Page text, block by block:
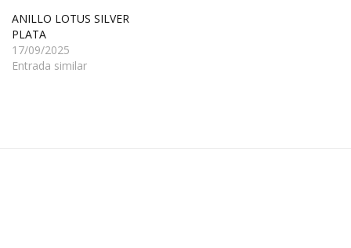
ANILLO LOTUS SILVER
PLATA
17/09/2025
Entrada similar